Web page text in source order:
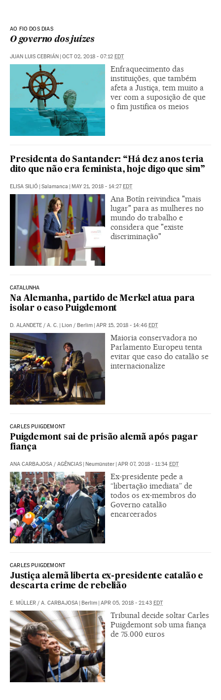
AO FIO DOS DIAS
O governo dos juízes
JUAN LUIS CEBRIÁN | OCT 02, 2018 - 07:12 EDT
Enfraquecimento das
instituições, que também
afeta a Justiça, tem muito a
ver com a suposição de que
o fim justifica os meios
Presidenta do Santander: “Há dez anos teria
dito que não era feminista, hoje digo que sim”
ELISA SILIÓ | Salamanca | MAY 21, 2018 - 14:27EDT
Ana Botín reivindica "mais
lugar" para as mulheres no
mundo do trabalho e
considera que "existe
discriminação"
CATALUNHA
Na Alemanha, partido de Merkel atua para
isolar o caso Puigdemont
D. ALANDETE / A. C. | Lion / Berlim | APR 15, 2018 - 14:46 EDT
Maioria conservadora no
Parlamento Europeu tenta
evitar que caso do catalão se
internacionalize
CARLES PUIGDEMONT
Puigdemont sai de prisão alemã após pagar
fiança
ANA CARBAJOSA / AGÊNCIAS | Neumünster | APR 07, 2018 - 11:34 EDT
Ex-presidente pede a
“libertação imediata” de
todos os ex-membros do
Governo catalão
encarcerados
CARLES PUIGDEMONT
Justiça alemã liberta ex-presidente catalão e
descarta crime de rebelião
E. MÜLLER / A. CARBAJOSA | Berlim | APR 05, 2018 - 21:43 EDT
Tribunal decide soltar Carles
Puigdemont sob uma fiança
de 75.000 euros